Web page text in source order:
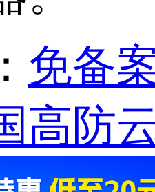
免备
高防